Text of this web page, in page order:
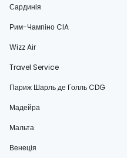
Сардинія
Рим-Чампіно CIA
Wizz Air
Travel Service
Париж Шарль де Голль CDG
Мадейра
Мальта
Венеція